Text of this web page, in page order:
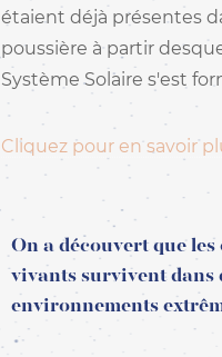
étaient déjà présentes
poussière à partir
Système Solaire s'est
Cliquez pour en savoir
On a découvert que les
vivants survivent dans
environnements